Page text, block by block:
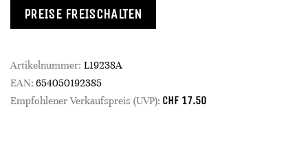
PREISE FREISCHALTEN
Artikelnummer: L19238A
EAN: 654050192385
Empfohlener Verkaufspreis (UVP): CHF 17.50